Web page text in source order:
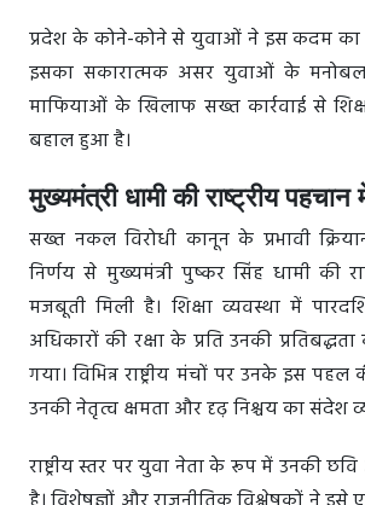
प्रदेश के कोने-कोने से युवाओं ने इस कदम का
इसका सकारात्मक असर युवाओं के
माफियाओं के खिलाफ सख्त कार्रवाई से
बहाल हुआ है।
मुख्यमंत्री धामी की राष्ट्रीय पहचान
सख्त नकल विरोधी कानून के प्रभावी
निर्णय से मुख्यमंत्री पुष्कर सिंह धामी की
मजबूती मिली है। शिक्षा व्यवस्था में
अधिकारों की रक्षा के प्रति उनकी
गया। विभिन्न राष्ट्रीय मंचों पर उनके इस
उनकी नेतृत्व क्षमता और दृढ़ निश्चय का संदेश
राष्ट्रीय स्तर पर युवा नेता के रूप में उनकी